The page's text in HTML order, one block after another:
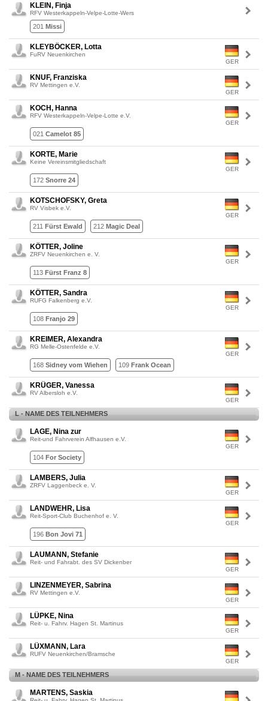
KLEIN, Finja
RFV Westerkappeln-Velpe-Lotte-Wers
201 Missi
GER
KLEYBÖCKER, Lotta
FuRV Neuenkirchen
GER
KNUF, Franziska
RV Mettingen e.V.
GER
KOCH, Hanna
RFV Westerkappeln-Velpe-Lotte e.V.
021 Camelot 85
GER
KORTE, Marie
Keine Vereinsmitgliedschaft
172 Snorre 24
GER
KOTSCHOFSKY, Greta
RV Visbek e.V.
211 Fürst Ewald 212 Magic Deal
GER
KÖTTER, Joline
ZRFV Neuenkirchen e. V.
113 Fürst Franz 8
GER
KÖTTER, Sandra
RUFG Falkenberg e.V.
108 Franjo 29
GER
KREIMER, Alexandra
RG Melle-Ostenfelde e.V.
168 Sidney vom Wiehen 109 Frank Ocean
GER
KRÜGER, Vanessa
RV Albersloh e.V.
L - NAME DES TEILNEHMERS
GER
LAGE, Nina zur
Reit-und Fahrverein Alfhausen e.V.
104 For Society
GER
LAMBERS, Julia
ZRFV Laggenbeck e. V.
GER
LANDWEHR, Lisa
Reit-Sport-Club Buchenhof e. V.
196 Bon Jovi 71
GER
LAUMANN, Stefanie
Reit- und Fahrabt. des SV Dickenber
GER
LINZENMEYER, Sabrina
RV Mettingen e.V.
GER
LÜPKE, Nina
Reit- u. Fahrv. Hagen St. Martinus
GER
LÜXMANN, Lara
RUFV Neuenkirchen/Bramsche
M - NAME DES TEILNEHMERS
MARTENS, Saskia